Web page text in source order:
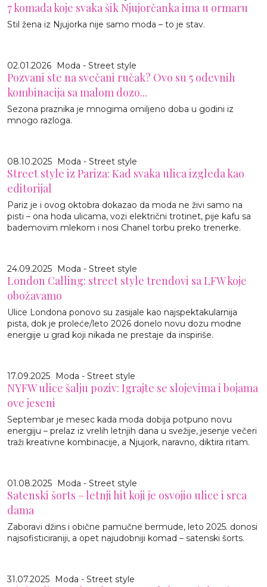
7 komada koje svaka šik Njujorčanka ima u ormaru
Stil žena iz Njujorka nije samo moda – to je stav.
02.01.2026 Moda - Street style
Pozvani ste na svečani ručak? Ovo su 5 odevnih
kombinacija sa malom dozo...
Sezona praznika je mnogima omiljeno doba u godini iz
mnogo razloga.
08.10.2025 Moda - Street style
Street style iz Pariza: Kad svaka ulica izgleda kao
editorijal
Pariz je i ovog oktobra dokazao da moda ne živi samo na
pisti – ona hoda ulicama, vozi električni trotinet, pije kafu sa
bademovim mlekom i nosi Chanel torbu preko trenerke.
24.09.2025 Moda - Street style
London Calling: street style trendovi sa LFW koje
obožavamo
Ulice Londona ponovo su zasijale kao najspektakularnija
pista, dok je proleće/leto 2026 donelo novu dozu modne
energije u grad koji nikada ne prestaje da inspiriše.
17.09.2025 Moda - Street style
NYFW ulice šalju poziv: Igrajte se slojevima i bojama
ove jeseni
Septembar je mesec kada moda dobija potpuno novu
energiju – prelaz iz vrelih letnjih dana u svežije, jesenje večeri
traži kreativne kombinacije, a Njujork, naravno, diktira ritam.
01.08.2025 Moda - Street style
Satenski šorts – letnji hit koji je osvojio ulice i srca
dama
Zaboravi džins i obične pamučne bermude, leto 2025. donosi
najsofisticiraniji, a opet najudobniji komad – satenski šorts.
31.07.2025 Moda - Street style